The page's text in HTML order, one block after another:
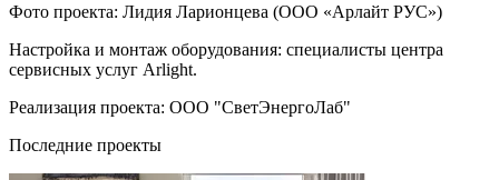
Фото проекта: Лидия Ларионцева (ООО «Арлайт РУС»)
Настройка и монтаж оборудования: специалисты центра
сервисных услуг Arlight.
Реализация проекта: ООО "СветЭнергоЛаб"
Последние проекты